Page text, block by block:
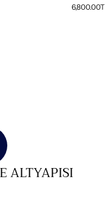
Normal
ALTYAPISI